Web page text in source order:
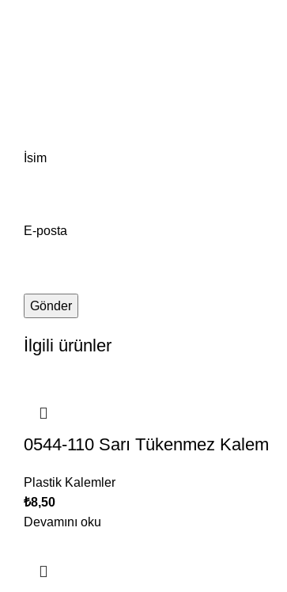
İsim
E-posta
İlgili ürünler
0544-110 Sarı Tükenmez Kalem
Plastik Kalemler
₺8,50
Devamını oku